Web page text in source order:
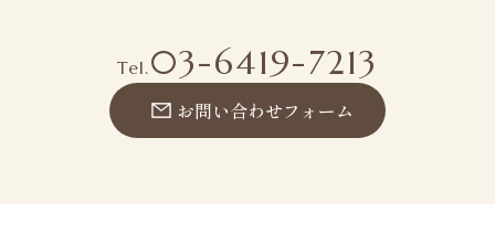
Tel.03-6419-7213
お問い合わせフォーム